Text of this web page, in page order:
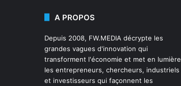
A PROPOS
Depuis 2008, FW.MEDIA décrypte les
grandes vagues d'innovation qui
transforment l'économie et met en lumière
les entrepreneurs, chercheurs, industriels
et investisseurs qui façonnent les